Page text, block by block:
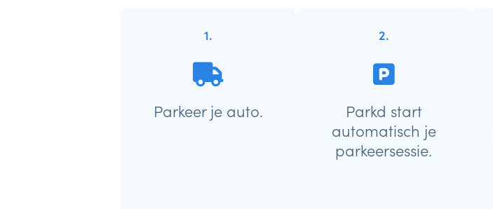
1.
Parkeer je auto.
2.
Parkd start
automatisch je
parkeersessie.